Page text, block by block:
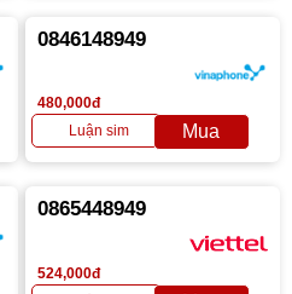
0846148949
480,000đ
0865448949
524,000đ